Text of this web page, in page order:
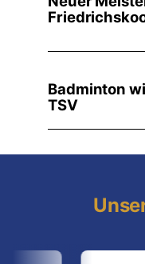
Badminton
TSV